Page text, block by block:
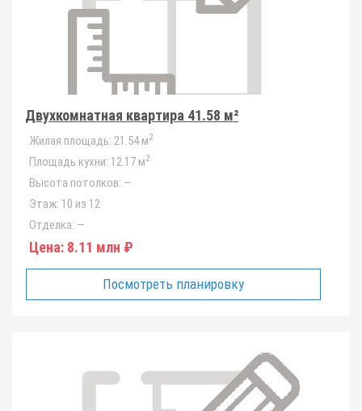
Двухкомнатная квартира 41.58 м²
Жилая площадь: 21.54 м2
Площадь кухни: 12.17 м2
Высота потолков: —
Этаж: 10 из 12
Отделка: —
Цена: 8.11 млн ₽
Посмотреть планировку